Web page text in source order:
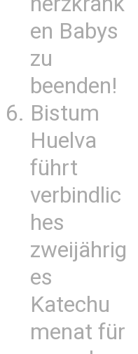
en Babys
zu
beenden!
Bistum
Huelva
führt
verbindlic
hes
zweijährig
es
Katechu
menat für